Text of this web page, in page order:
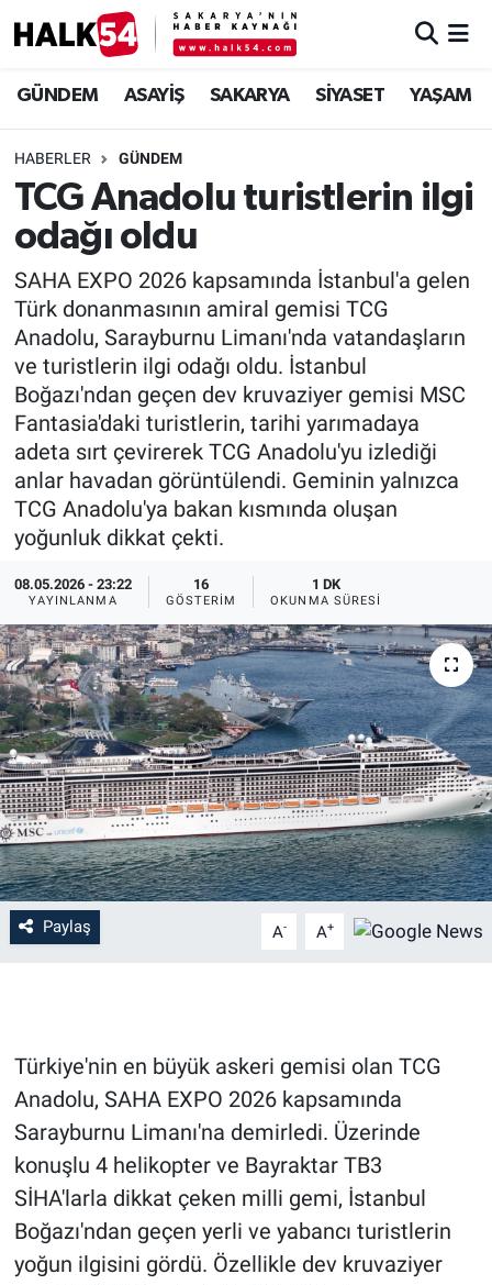
GÜNDEM ASAYİŞ SAKARYA SİYASET YAŞAM
HABERLER GÜNDEM
TCG Anadolu turistlerin ilgi
odağı oldu
SAHA EXPO 2026 kapsamında İstanbul'a gelen
Türk donanmasının amiral gemisi TCG
Anadolu, Sarayburnu Limanı'nda vatandaşların
ve turistlerin ilgi odağı oldu. İstanbul
Boğazı'ndan geçen dev kruvaziyer gemisi MSC
Fantasia'daki turistlerin, tarihi yarımadaya
adeta sırt çevirerek TCG Anadolu'yu izlediği
anlar havadan görüntülendi. Geminin yalnızca
TCG Anadolu'ya bakan kısmında oluşan
yoğunluk dikkat çekti.
08.05.2026 - 23:22
YAYINLANMA
16
GÖSTERIM
1 DK
OKUNMA SÜRESI
Paylaş A- A+
Türkiye'nin en büyük askeri gemisi olan TCG
Anadolu, SAHA EXPO 2026 kapsamında
Sarayburnu Limanı'na demirledi. Üzerinde
konuşlu 4 helikopter ve Bayraktar TB3
SİHA'larla dikkat çeken milli gemi, İstanbul
Boğazı'ndan geçen yerli ve yabancı turistlerin
yoğun ilgisini gördü. Özellikle dev kruvaziyer
GÜNDEM
YAŞAM
SAKARYA
SİYASET
EKONOMİ
SOKAK RÖPORTAJLARI
SPOR
EĞİTİM
MAGAZİN
ÖZEL HABER
HALK54 PANORAMA
Adapazarı Nöbetçi Eczaneler
Adapazarı Trafik Yoğunluk Haritası
Süper Lig Puan Durumu ve Fikstür
Tüm Manşetler
Son Dakika Haberleri
Haber Arşivi